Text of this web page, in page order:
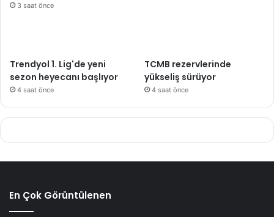
3 saat önce
Trendyol 1. Lig'de yeni
sezon heyecanı başlıyor
4 saat önce
TCMB rezervlerinde
yükseliş sürüyor
4 saat önce
En Çok Görüntülenen